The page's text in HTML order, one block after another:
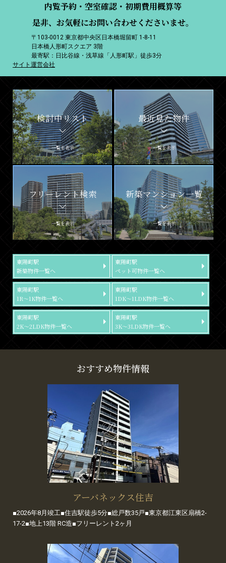
内覧予約・空室確認・初期費用概算等
是非、お気軽にお問い合わせくださいませ。
〒103-0012 東京都中央区日本橋堀留町 1-8-11
日本橋人形町スクエア 3階
最寄駅：日比谷線・浅草線「人形町駅」徒歩3分
サイト運営会社
検討中リスト
一覧を表示
最近見た物件
一覧を表示
フリーレント検索
一覧を表示
新築マンション一覧
一覧を表示
東陽町駅
新築物件一覧へ
東陽町駅
ペット可物件一覧へ
東陽町駅
1R～1K物件一覧へ
東陽町駅
1DK～1LDK物件一覧へ
東陽町駅
2K～2LDK物件一覧へ
東陽町駅
3K～3LDK物件一覧へ
おすすめ物件情報
アーバネックス住吉
■2026年8月竣工■住吉駅徒歩5分■総戸数35戸■東京都江東区扇橋2-
17-2■地上13階 RC造■フリーレント2ヶ月